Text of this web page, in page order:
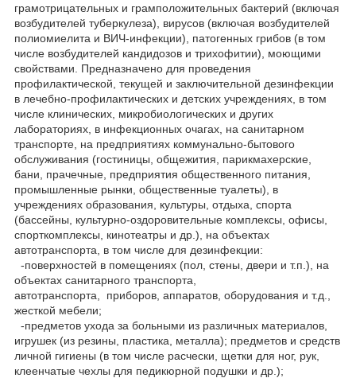
грамотрицательных и грамположительных бактерий (включая
возбудителей туберкулеза), вирусов (включая возбудителей
полиомиелита и ВИЧ-инфекции), патогенных грибов (в том
числе возбудителей кандидозов и трихофитии), моющими
свойствами. Предназначено для проведения
профилактической, текущей и заключительной дезинфекции
в лечебно-профилактических и детских учреждениях, в том
числе клинических, микробиологических и других
лабораториях, в инфекционных очагах, на санитарном
транспорте, на предприятиях коммунально-бытового
обслуживания (гостиницы, общежития, парикмахерские,
бани, прачечные, предприятия общественного питания,
промышленные рынки, общественные туалеты), в
учреждениях образования, культуры, отдыха, спорта
(бассейны, культурно-оздоровительные комплексы, офисы,
спорткомплексы, кинотеатры и др.), на объектах
автотранспорта, в том числе для дезинфекции:
-поверхностей в помещениях (пол, стены, двери и т.п.), на
объектах санитарного транспорта,
автотранспорта, приборов, аппаратов, оборудования и т.д.,
жесткой мебели;
-предметов ухода за больными из различных материалов,
игрушек (из резины, пластика, металла); предметов и средств
личной гигиены (в том числе расчески, щетки для ног, рук,
клеенчатые чехлы для педикюрной подушки и др.);